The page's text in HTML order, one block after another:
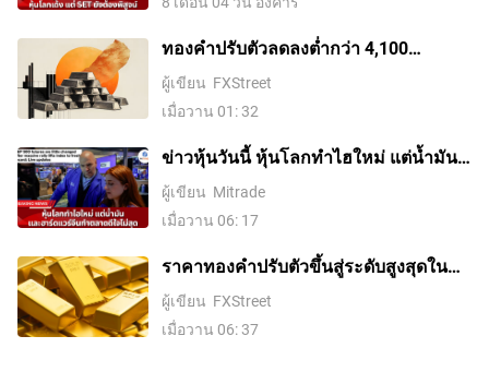
ทองคำปรับตัวลดลงต่ำกว่า 4,100
ดอลลาร์ ขณะที่ตลาดจับตาการเจรจา
ระหว่างสหรัฐฯ กับอิหร่าน
ผู้เขียน FXStreet
เมื่อวาน 01: 32
ข่าวหุ้นวันนี้ หุ้นโลกทำไฮใหม่ แต่น้ำมัน-
ฮาร์ดแวร์จีนทำตลาดดีใจไม่สุด
ผู้เขียน Mitrade
เมื่อวาน 06: 17
ราคาทองคําปรับตัวขึ้นสู่ระดับสูงสุดใน
รอบสองสัปดาห์ ขณะที่ค่าเงินดอลลาร์
สหรัฐอ่อนค่าลงจากความหวังในข้อตกลง
ผู้เขียน FXStreet
เมื่อวาน 06: 37